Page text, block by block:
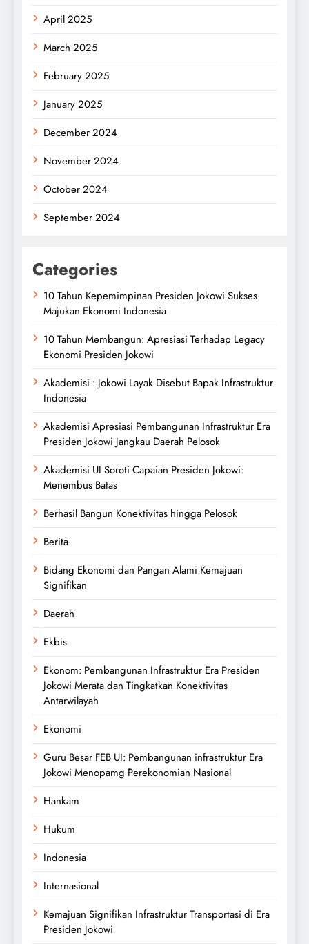
April 2025
March 2025
February 2025
January 2025
December 2024
November 2024
October 2024
September 2024
Categories
10 Tahun Kepemimpinan Presiden Jokowi Sukses
Majukan Ekonomi Indonesia
10 Tahun Membangun: Apresiasi Terhadap Legacy
Ekonomi Presiden Jokowi
Akademisi : Jokowi Layak Disebut Bapak Infrastruktur
Indonesia
Akademisi Apresiasi Pembangunan Infrastruktur Era
Presiden Jokowi Jangkau Daerah Pelosok
Akademisi UI Soroti Capaian Presiden Jokowi:
Menembus Batas
Berhasil Bangun Konektivitas hingga Pelosok
Berita
Bidang Ekonomi dan Pangan Alami Kemajuan
Signifikan
Daerah
Ekbis
Ekonom: Pembangunan Infrastruktur Era Presiden
Jokowi Merata dan Tingkatkan Konektivitas
Antarwilayah
Ekonomi
Guru Besar FEB UI: Pembangunan infrastruktur Era
Jokowi Menopamg Perekonomian Nasional
Hankam
Hukum
Indonesia
Internasional
Kemajuan Signifikan Infrastruktur Transportasi di Era
Presiden Jokowi